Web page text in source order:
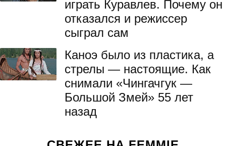
играть Куравлев. Почему он
отказался и режиссер
сыграл сам
Каноэ было из пластика, а
стрелы — настоящие. Как
снимали «Чингачгук —
Большой Змей» 55 лет
назад